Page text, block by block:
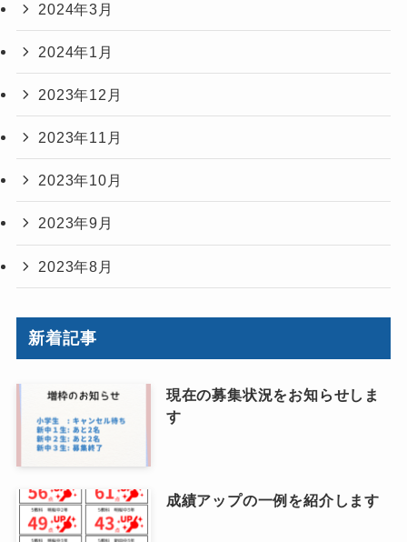
2024年3月
2024年1月
2023年12月
2023年11月
2023年10月
2023年9月
2023年8月
新着記事
現在の募集状況をお知らせしま
す
成績アップの一例を紹介します